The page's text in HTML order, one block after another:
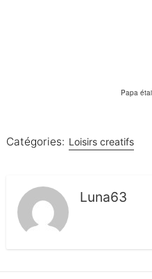
Papa
Catégories: Loisirs creatifs
Luna63